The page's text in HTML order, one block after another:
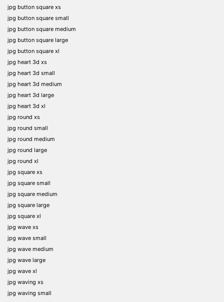
jpg button square xs
jpg button square small
jpg button square medium
jpg button square large
jpg button square xl
jpg heart 3d xs
jpg heart 3d small
jpg heart 3d medium
jpg heart 3d large
jpg heart 3d xl
jpg round xs
jpg round small
jpg round medium
jpg round large
jpg round xl
jpg square xs
jpg square small
jpg square medium
jpg square large
jpg square xl
jpg wave xs
jpg wave small
jpg wave medium
jpg wave large
jpg wave xl
jpg waving xs
jpg waving small